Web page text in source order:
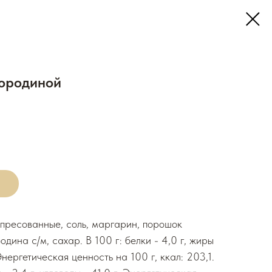
соль, маргарин, порошок
с/м, сахар. В 100 г: белки - 4,0 г, жиры
ценность на 100 г, ккал: 203,1.